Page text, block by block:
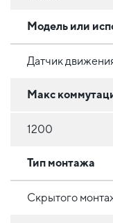
Модель или
Датчик
Макс
1200
Тип монтажа
Скрытого